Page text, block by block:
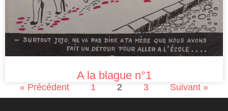
A la blague n°1
« Précédent 1 2 3 Suivant »